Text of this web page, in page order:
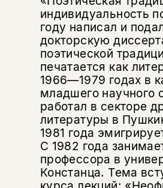
индивидуальность
году написал и
докторскую
поэтической
печатается как
1966—1979 годах в
младшего научного
работал в секторе
литературы в
1981 года
С 1982 года
профессора в
Констанца. Тема
ссылку
Вконтакте